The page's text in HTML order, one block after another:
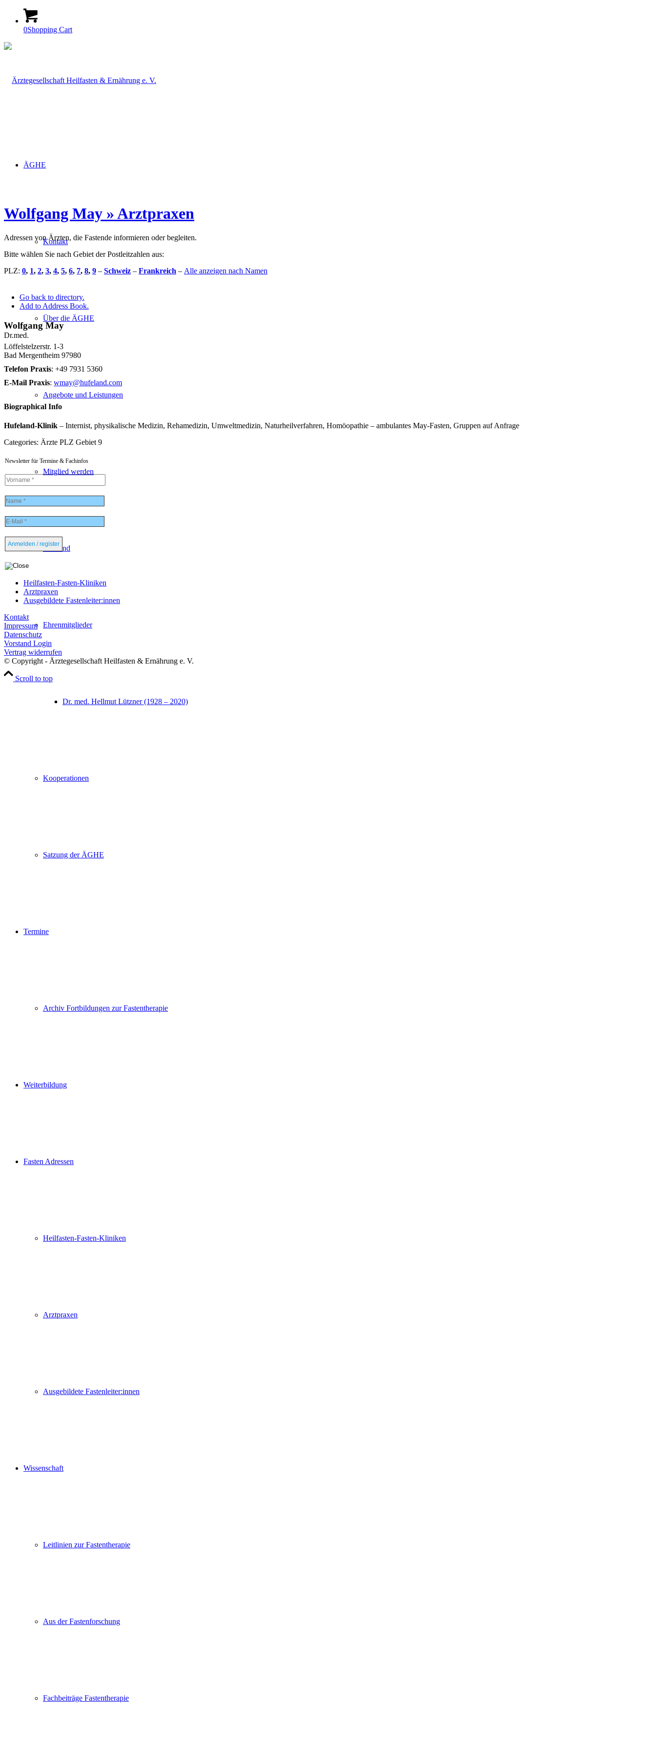
0Shopping Cart
ÄGHE
Kontakt
Über die ÄGHE
Angebote und Leistungen
Mitglied werden
Vorstand
Ehrenmitglieder
Dr. med. Hellmut Lützner (1928 – 2020)
Kooperationen
Satzung der ÄGHE
Termine
Archiv Fortbildungen zur Fastentherapie
Weiterbildung
Fasten Adressen
Heilfasten-Fasten-Kliniken
Arztpraxen
Ausgebildete Fastenleiter:innen
Wissenschaft
Leitlinien zur Fastentherapie
Aus der Fastenforschung
Fachbeiträge Fastentherapie
Wolfgang May » Arztpraxen
Adressen von Ärzten, die Fastende informieren oder begleiten.
Bitte wählen Sie nach Gebiet der Postleitzahlen aus:
PLZ: 0, 1, 2, 3, 4, 5, 6, 7, 8, 9 – Schweiz – Frankreich – Alle anzeigen nach Namen
Go back to directory.
Add to Address Book.
Wolfgang May
Dr.med.
Löffelstelzerstr. 1-3
Bad Mergentheim 97980
Telefon Praxis: +49 7931 5360
E-Mail Praxis: wmay@hufeland.com
Biographical Info
Hufeland-Klinik – Internist, physikalische Medizin, Rehamedizin, Umweltmedizin, Naturheilverfahren, Homöopathie – ambulantes May-Fasten, Gruppen auf Anfrage
Categories: Ärzte PLZ Gebiet 9
Newsletter für Termine & Fachinfos
Heilfasten-Fasten-Kliniken
Arztpraxen
Ausgebildete Fastenleiter:innen
Kontakt
Impressum
Datenschutz
Vorstand Login
Vertrag widerrufen
© Copyright - Ärztegesellschaft Heilfasten & Ernährung e. V.
Scroll to top